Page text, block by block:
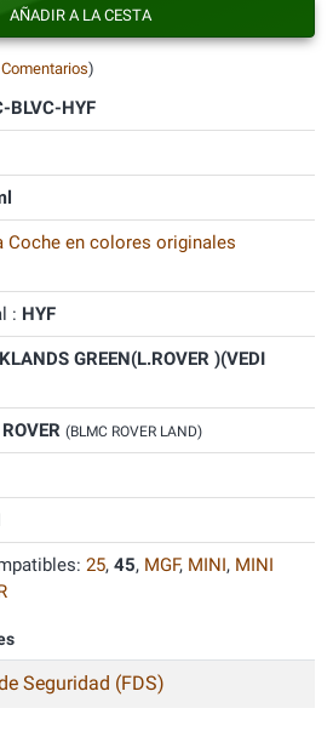
Comentarios)
BLVC-HYF
Coche en colores originales
: HYF
GREEN(L.ROVER )(VEDI
(BLMC ROVER LAND)
25, 45, MGF, MINI, MINI
Seguridad (FDS)
AÑADIR A LA CESTA